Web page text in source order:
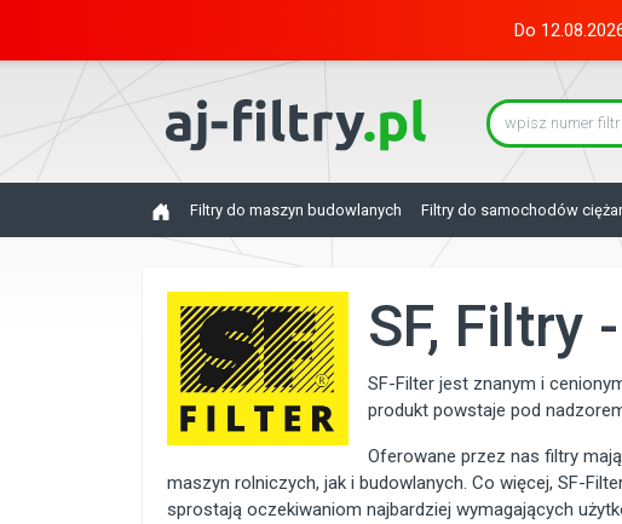
Do
Filtry do maszyn budowlanych Filtry do samochodów
SF, Filtry
SF-Filter jest znanym i
produkt powstaje pod
Oferowane przez nas filtry
maszyn rolniczych, jak i budowlanych. Co więcej, SF-
sprostają oczekiwaniom najbardziej wymagających